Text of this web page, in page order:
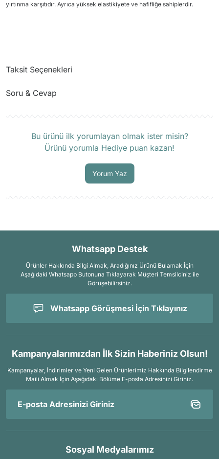
yırtınma karşıtıdır. Ayrıca yüksek elastikiyete ve hafifliğe sahiplerdir.
Taksit Seçenekleri
Soru & Cevap
Bu ürünü ilk yorumlayan olmak ister misin?
Ürünü yorumla Hediye puan kazan!
Yorum Yaz
Whatsapp Destek
Ürünler Hakkında Bilgi Almak, Aradığınız Ürünü Bulamak İçin
Aşağıdaki Whatsapp Butonuna Tıklayarak Müşteri Temsilciniz ile
Görüşebilirsiniz.
Whatsapp Görüşmesi İçin Tıklayınız
Kampanyalarımızdan İlk Sizin Haberiniz Olsun!
Kampanyalar, İndirimler ve Yeni Gelen Ürünlerimiz Hakkında Bilgilendirme
Maili Almak İçin Aşağıdaki Bölüme E-posta Adresinizi Giriniz.
Sosyal Medyalarımız